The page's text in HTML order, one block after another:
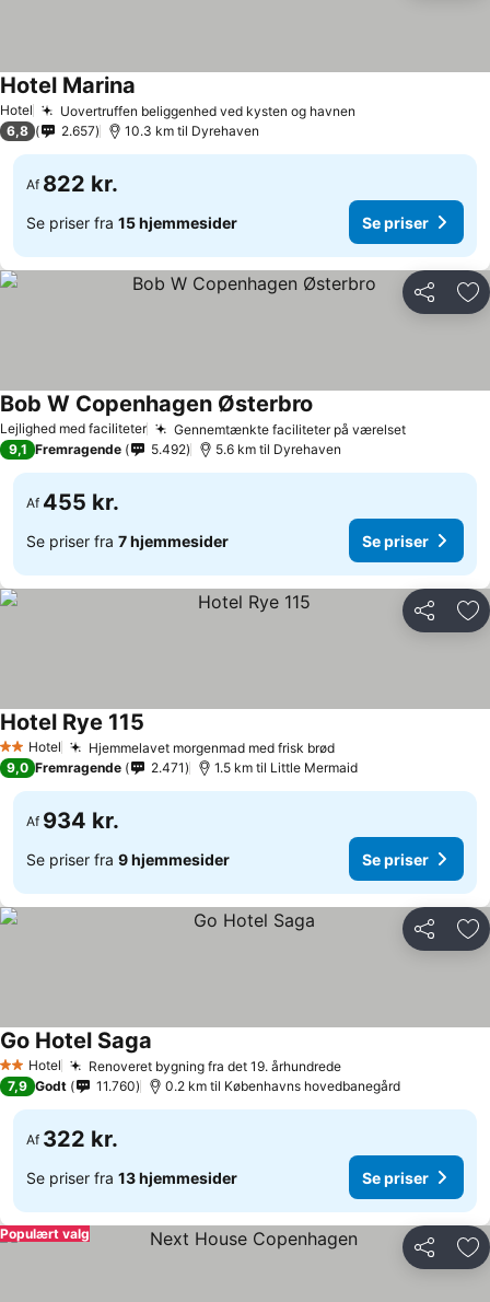
Hotel Uovertruffen beliggenhed ved kysten og havnen
Hotel Marina
6,8 2.657 10.3 km til Dyrehaven
Af 822 kr.
Se priser fra 15 hjemmesider Se priser
Del
Lejlighed med faciliteter Gennemtænkte faciliteter på værelsetSe priser
Bob W Copenhagen Østerbro
9,1 Fremragende 5.492 5.6 km til Dyrehaven
Af 455 kr.
Se priser fra 7 hjemmesider Se priser
Del
2 Stjerner
Hotel Hjemmelavet morgenmad med frisk brødSe priser
Hotel Rye 115
9,0 Fremragende 2.471 1.5 km til Little Mermaid
Af 934 kr.
Se priser fra 9 hjemmesider Se priser
Del
2 Stjerner
Hotel Renoveret bygning fra det 19. århundredeSe priser
Go Hotel Saga
7,9 Godt 11.760 0.2 km til Københavns hovedbanegård
Af 322 kr.
Se priser fra 13 hjemmesider Se priser
Del
Populært valg